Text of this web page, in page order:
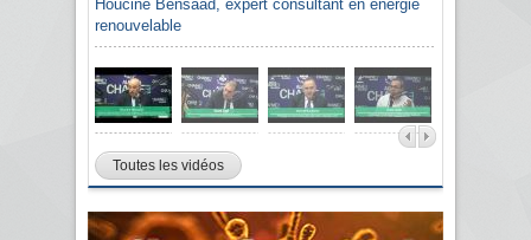
Houcine Bensaâd, expert consultant en énergie
renouvelable
Toutes les vidéos